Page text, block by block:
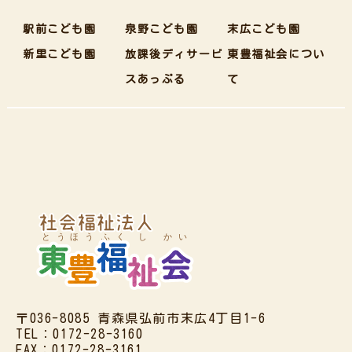
駅前こども園 泉野こども園 末広こども園
新里こども園 放課後ディサービ
スあっぷる
東豊福祉会につい
て
〒036-8085 青森県弘前市末広4丁目1-6
TEL：0172-28-3160